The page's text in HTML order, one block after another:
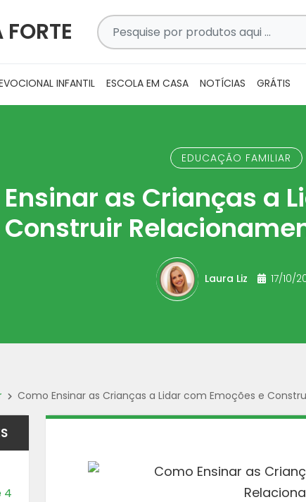
Pesquise
por
aqui
INFANTIL ESCOLA EM CASA NOTÍCIAS GRÁTIS
EDUCAÇÃO FAMILIAR
as Crianças a
Construir
Laura Liz 17/10/
Como Ensinar as Crianças a Lidar com Emoções e
4